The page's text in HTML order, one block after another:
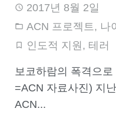
2017년 8월 2일
ACN 프로젝트, 나
인도적 지원 , 테러
보코하람의 폭격으
=ACN 자료사진) 지
ACN...